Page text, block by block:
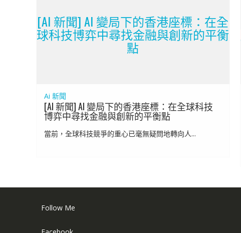
[AI 新聞] AI 變局下的香港座標：在全
球科技博弈中尋找金融與創新的平衡
點
Ai 新聞
[AI 新聞] AI 變局下的香港座標：在全球科技
博弈中尋找金融與創新的平衡點
當前，全球科技競爭的重心已毫無疑問地轉向人...
Follow Me